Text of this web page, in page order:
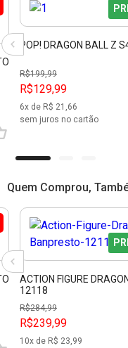
POP! DRAGON BALL Z
R$199,99
R$129,99
6x de R$ 21,66
sem juros no cartão
Quem Comprou,
ACTION FIGURE
12118
R$284,99
R$239,99
10x de R$ 23,99